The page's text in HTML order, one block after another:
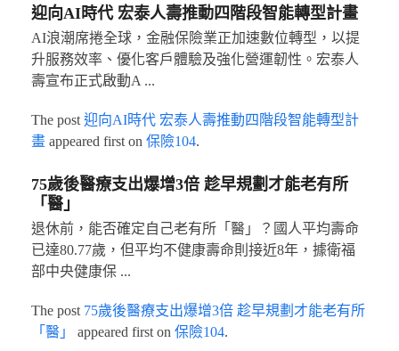
迎向AI時代 宏泰人壽推動四階段智能轉型計畫
AI浪潮席捲全球，金融保險業正加速數位轉型，以提
升服務效率、優化客戶體驗及強化營運韌性。宏泰人
壽宣布正式啟動A ...
The post 迎向AI時代 宏泰人壽推動四階段智能轉型計
畫appeared first on 保險104.
75歲後醫療支出爆增3倍 趁早規劃才能老有所
「醫」
退休前，能否確定自己老有所「醫」？國人平均壽命
已達80.77歲，但平均不健康壽命則接近8年，據衛福
部中央健康保 ...
The post 75歲後醫療支出爆增3倍 趁早規劃才能老有所
「醫」
appeared first on 保險104.